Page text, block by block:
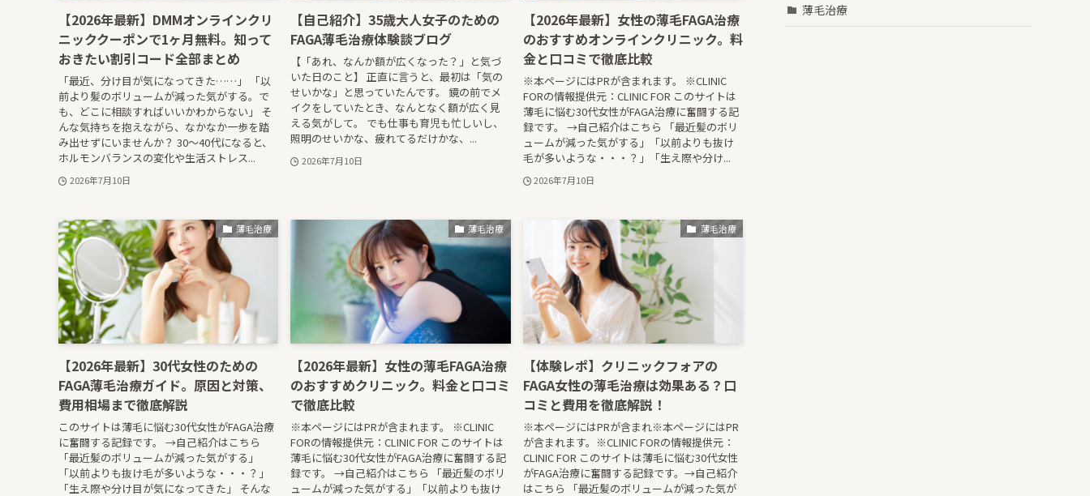
【2026年最新】DMMオンラインクリ
ニッククーポンで1ヶ月無料。知って
おきたい割引コード全部まとめ
「最近、分け目が気になってきた……」 「以
前より髪のボリュームが減った気がする。で
も、どこに相談すればいいかわからない」 そ
んな気持ちを抱えながら、なかなか一歩を踏
み出せずにいませんか？ 30〜40代になると、
ホルモンバランスの変化や生活ストレス...
2026年7月10日
【自己紹介】35歳大人女子のための
FAGA薄毛治療体験談ブログ
【「あれ、なんか額が広くなった？」と気づ
いた日のこと】 正直に言うと、最初は「気の
せいかな」と思っていたんです。 鏡の前でメ
イクをしていたとき、なんとなく額が広く見
える気がして。 でも仕事も育児も忙しいし、
照明のせいかな、疲れてるだけかな、...
2026年7月10日
【2026年最新】女性の薄毛FAGA治療
のおすすめオンラインクリニック。料
金と口コミで徹底比較
※本ページにはPRが含まれます。 ※CLINIC
FORの情報提供元：CLINIC FOR このサイトは
薄毛に悩む30代女性がFAGA治療に奮闘する記
録です。 →自己紹介はこちら 「最近髪のボリ
ュームが減った気がする」「以前よりも抜け
毛が多いような・・・？」「生え際や分け...
2026年7月10日
薄毛治療
【2026年最新】30代女性のための
FAGA薄毛治療ガイド。原因と対策、
費用相場まで徹底解説
このサイトは薄毛に悩む30代女性がFAGA治療
に奮闘する記録です。 →自己紹介はこちら
「最近髪のボリュームが減った気がする」
「以前よりも抜け毛が多いような・・・？」
「生え際や分け目が気になってきた」 そんな
薄毛治療
【2026年最新】女性の薄毛FAGA治療
のおすすめクリニック。料金と口コミ
で徹底比較
※本ページにはPRが含まれます。 ※CLINIC
FORの情報提供元：CLINIC FOR このサイトは
薄毛に悩む30代女性がFAGA治療に奮闘する記
録です。 →自己紹介はこちら 「最近髪のボリ
ュームが減った気がする」「以前よりも抜け
薄毛治療
【体験レポ】クリニックフォアの
FAGA女性の薄毛治療は効果ある？口
コミと費用を徹底解説！
※本ページにはPRが含まれ※本ページにはPR
が含まれます。※CLINIC FORの情報提供元：
CLINIC FOR このサイトは薄毛に悩む30代女性
がFAGA治療に奮闘する記録です。→自己紹介
はこちら 「最近髪のボリュームが減った気が
薄毛治療